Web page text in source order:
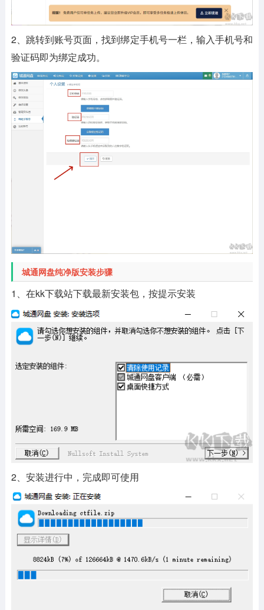
2、跳转到账号页面，找到绑定手机号一栏，输入手机号和
验证码即为绑定成功。
城通网盘纯净版安装步骤
1、在kk下载站下载最新安装包，按提示安装
2、安装进行中，完成即可使用